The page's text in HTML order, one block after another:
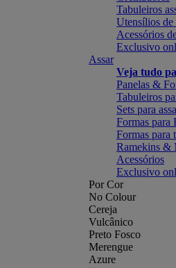
Tabuleiros
Utensílios de
Acessórios
Exclusivo
Assar
Veja tudo
Panelas &
Tabuleiros
Sets para
Formas para
Formas para
Ramekins &
Acessórios
Exclusivo
Por Cor
No Colour
Cereja
Vulcânico
Preto Fosco
Merengue
Azure